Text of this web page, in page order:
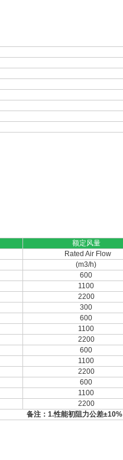
额定风量
Rated Air Flow
(m3/h)
600
1100
2200
300
600
1100
2200
600
1100
2200
600
1100
2200
备注：1.性能初阻力公差±10%